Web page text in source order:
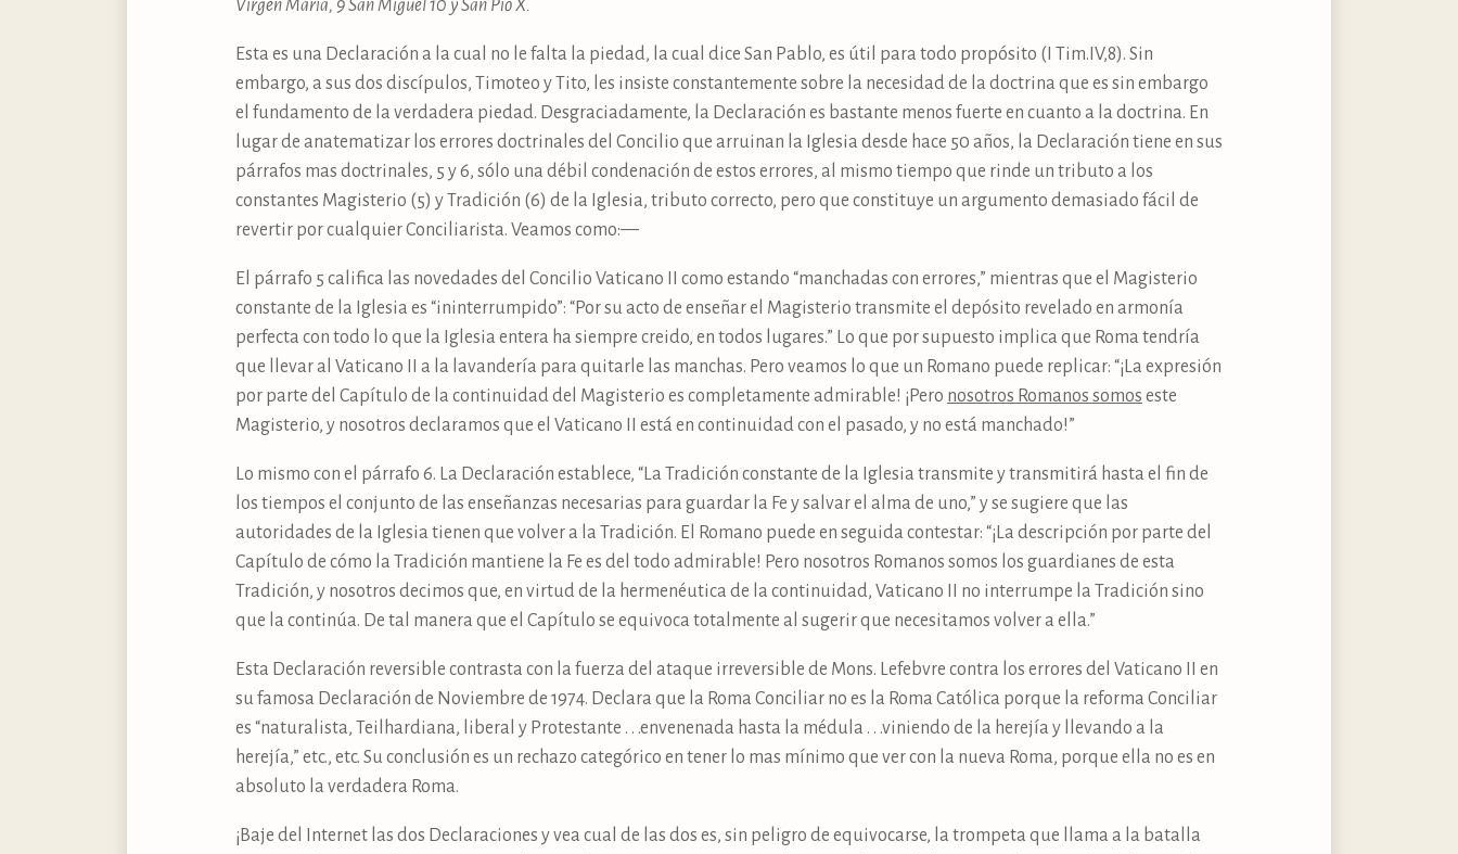
Virgen María, 9 San Miguel 10 y San Pío X.
Esta es una Declaración a la cual no le falta la piedad, la cual dice San Pablo, es útil para todo propósito (I Tim.IV,8). Sin
embargo, a sus dos discípulos, Timoteo y Tito, les insiste constantemente sobre la necesidad de la doctrina que es sin embargo
el fundamento de la verdadera piedad. Desgraciadamente, la Declaración es bastante menos fuerte en cuanto a la doctrina. En
lugar de anatematizar los errores doctrinales del Concilio que arruinan la Iglesia desde hace 50 años, la Declaración tiene en sus
párrafos mas doctrinales, 5 y 6, sólo una débil condenación de estos errores, al mismo tiempo que rinde un tributo a los
constantes Magisterio (5) y Tradición (6) de la Iglesia, tributo correcto, pero que constituye un argumento demasiado fácil de
revertir por cualquier Conciliarista. Veamos como:—
El párrafo 5 califica las novedades del Concilio Vaticano II como estando “manchadas con errores,” mientras que el Magisterio
constante de la Iglesia es “ininterrumpido”: “Por su acto de enseñar el Magisterio transmite el depósito revelado en armonía
perfecta con todo lo que la Iglesia entera ha siempre creido, en todos lugares.” Lo que por supuesto implica que Roma tendría
que llevar al Vaticano II a la lavandería para quitarle las manchas. Pero veamos lo que un Romano puede replicar: “¡La expresión
por parte del Capítulo de la continuidad del Magisterio es completamente admirable! ¡Pero nosotros Romanos somos este
Magisterio, y nosotros declaramos que el Vaticano II está en continuidad con el pasado, y no está manchado!”
Lo mismo con el párrafo 6. La Declaración establece, “La Tradición constante de la Iglesia transmite y transmitirá hasta el fin de
los tiempos el conjunto de las enseñanzas necesarias para guardar la Fe y salvar el alma de uno,” y se sugiere que las
autoridades de la Iglesia tienen que volver a la Tradición. El Romano puede en seguida contestar: “¡La descripción por parte del
Capítulo de cómo la Tradición mantiene la Fe es del todo admirable! Pero nosotros Romanos somos los guardianes de esta
Tradición, y nosotros decimos que, en virtud de la hermenéutica de la continuidad, Vaticano II no interrumpe la Tradición sino
que la continúa. De tal manera que el Capítulo se equivoca totalmente al sugerir que necesitamos volver a ella.”
Esta Declaración reversible contrasta con la fuerza del ataque irreversible de Mons. Lefebvre contra los errores del Vaticano II en
su famosa Declaración de Noviembre de 1974. Declara que la Roma Conciliar no es la Roma Católica porque la reforma Conciliar
es “naturalista, Teilhardiana, liberal y Protestante . . .envenenada hasta la médula . . .viniendo de la herejía y llevando a la
herejía,” etc., etc. Su conclusión es un rechazo categórico en tener lo mas mínimo que ver con la nueva Roma, porque ella no es en
absoluto la verdadera Roma.
¡Baje del Internet las dos Declaraciones y vea cual de las dos es, sin peligro de equivocarse, la trompeta que llama a la batalla